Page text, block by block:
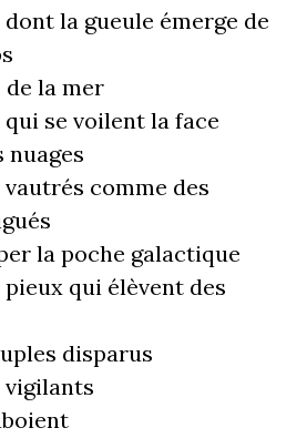
la gueule émerge de
la mer
se voilent la face
nuages
comme des
la poche galactique
qui élèvent des
disparus
vigilants